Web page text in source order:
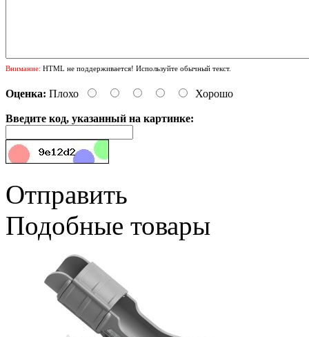
Внимание: HTML не поддерживается! Используйте обычный текст.
Оценка: Плохо Хорошо
Введите код, указанный на картинке:
Отправить
Подобные товары